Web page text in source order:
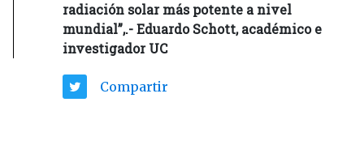
radiación solar más potente a nivel
mundial”,.- Eduardo Schott, académico e
investigador UC
Compartir